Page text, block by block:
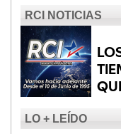
RCI NOTICIAS
LO + LEÍDO